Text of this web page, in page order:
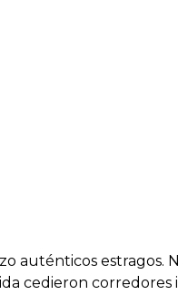
auténticos estragos.
cedieron